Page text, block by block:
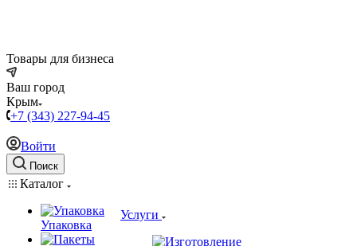
Товары для бизнеса
Ваш город
Крым
+7 (343) 227-94-45
Войти
Поиск
Каталог
Упаковка
Услуги